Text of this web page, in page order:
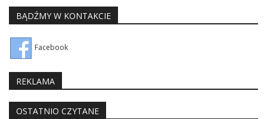
BĄDŹMY W KONTAKCIE
Facebook
REKLAMA
OSTATNIO CZYTANE